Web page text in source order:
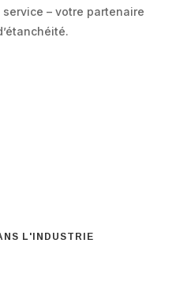
– votre partenaire
L'INDUSTRIE